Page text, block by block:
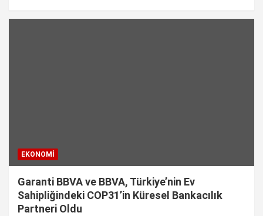
EKONOMI
Garanti BBVA ve BBVA, Türkiye’nin Ev
Sahipliğindeki COP31’in Küresel Bankacılık
Partneri Oldu